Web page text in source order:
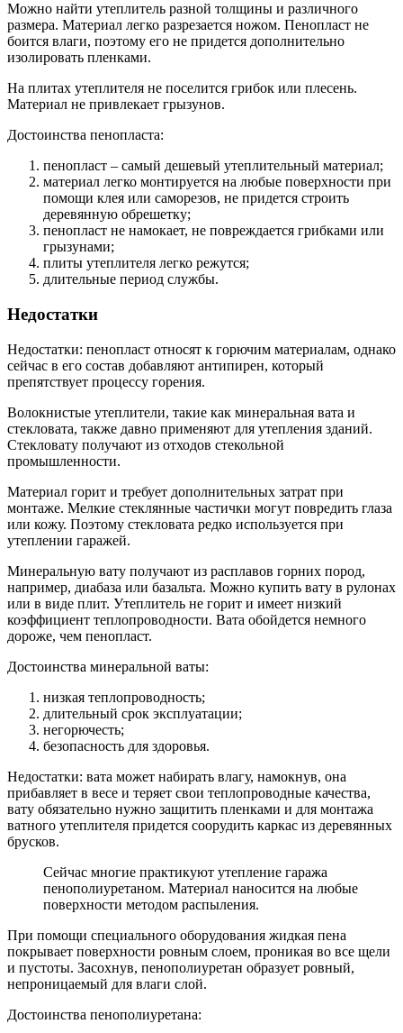
Можно найти утеплитель разной толщины и различного
размера. Материал легко разрезается ножом. Пенопласт не
боится влаги, поэтому его не придется дополнительно
изолировать пленками.
На плитах утеплителя не поселится грибок или плесень.
Материал не привлекает грызунов.
Достоинства пенопласта:
пенопласт – самый дешевый утеплительный материал;
материал легко монтируется на любые поверхности при
помощи клея или саморезов, не придется строить
деревянную обрешетку;
пенопласт не намокает, не повреждается грибками или
грызунами;
плиты утеплителя легко режутся;
длительные период службы.
Недостатки
Недостатки: пенопласт относят к горючим материалам, однако
сейчас в его состав добавляют антипирен, который
препятствует процессу горения.
Волокнистые утеплители, такие как минеральная вата и
стекловата, также давно применяют для утепления зданий.
Стекловату получают из отходов стекольной
промышленности.
Материал горит и требует дополнительных затрат при
монтаже. Мелкие стеклянные частички могут повредить глаза
или кожу. Поэтому стекловата редко используется при
утеплении гаражей.
Минеральную вату получают из расплавов горних пород,
например, диабаза или базальта. Можно купить вату в рулонах
или в виде плит. Утеплитель не горит и имеет низкий
коэффициент теплопроводности. Вата обойдется немного
дороже, чем пенопласт.
Достоинства минеральной ваты:
низкая теплопроводность;
длительный срок эксплуатации;
негорючесть;
безопасность для здоровья.
Недостатки: вата может набирать влагу, намокнув, она
прибавляет в весе и теряет свои теплопроводные качества,
вату обязательно нужно защитить пленками и для монтажа
ватного утеплителя придется соорудить каркас из деревянных
брусков.
Сейчас многие практикуют утепление гаража
пенополиуретаном. Материал наносится на любые
поверхности методом распыления.
При помощи специального оборудования жидкая пена
покрывает поверхности ровным слоем, проникая во все щели
и пустоты. Засохнув, пенополиуретан образует ровный,
непроницаемый для влаги слой.
Достоинства пенополиуретана: